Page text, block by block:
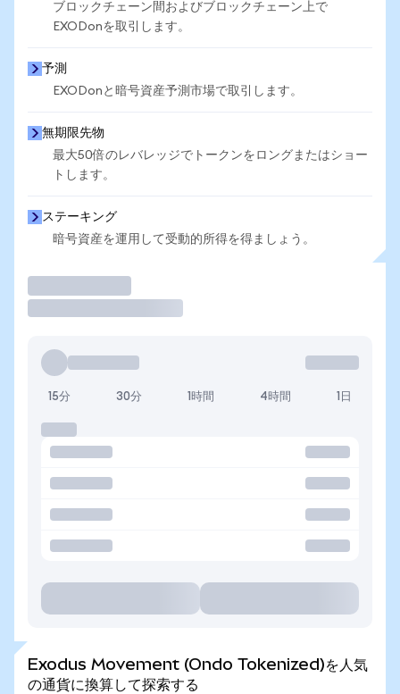
ブロックチェーン間およびブロックチェーン上で
EXODonを取引します。
予測
EXODonと暗号資産予測市場で取引します。
無期限先物
最大50倍のレバレッジでトークンをロングまたはショー
トします。
ステーキング
暗号資産を運用して受動的所得を得ましょう。
15分 30分 1時間 4時間 1日
Exodus Movement (Ondo Tokenized)を人気
の通貨に換算して探索する